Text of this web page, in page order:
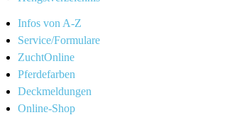
Infos von A-Z
Service/Formulare
ZuchtOnline
Pferdefarben
Deckmeldungen
Online-Shop